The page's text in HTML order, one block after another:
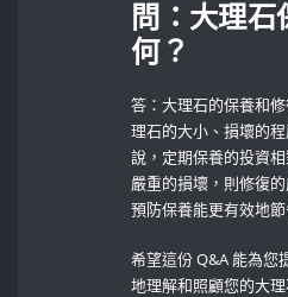
問：大理石
何？
答：大理石的保養和
理石的大小、損壞的
說，定期保養的投資
嚴重的損壞，則修復
預防保養能更有效地
希望這份 Q&A 能為您
地理解和照顧您的大